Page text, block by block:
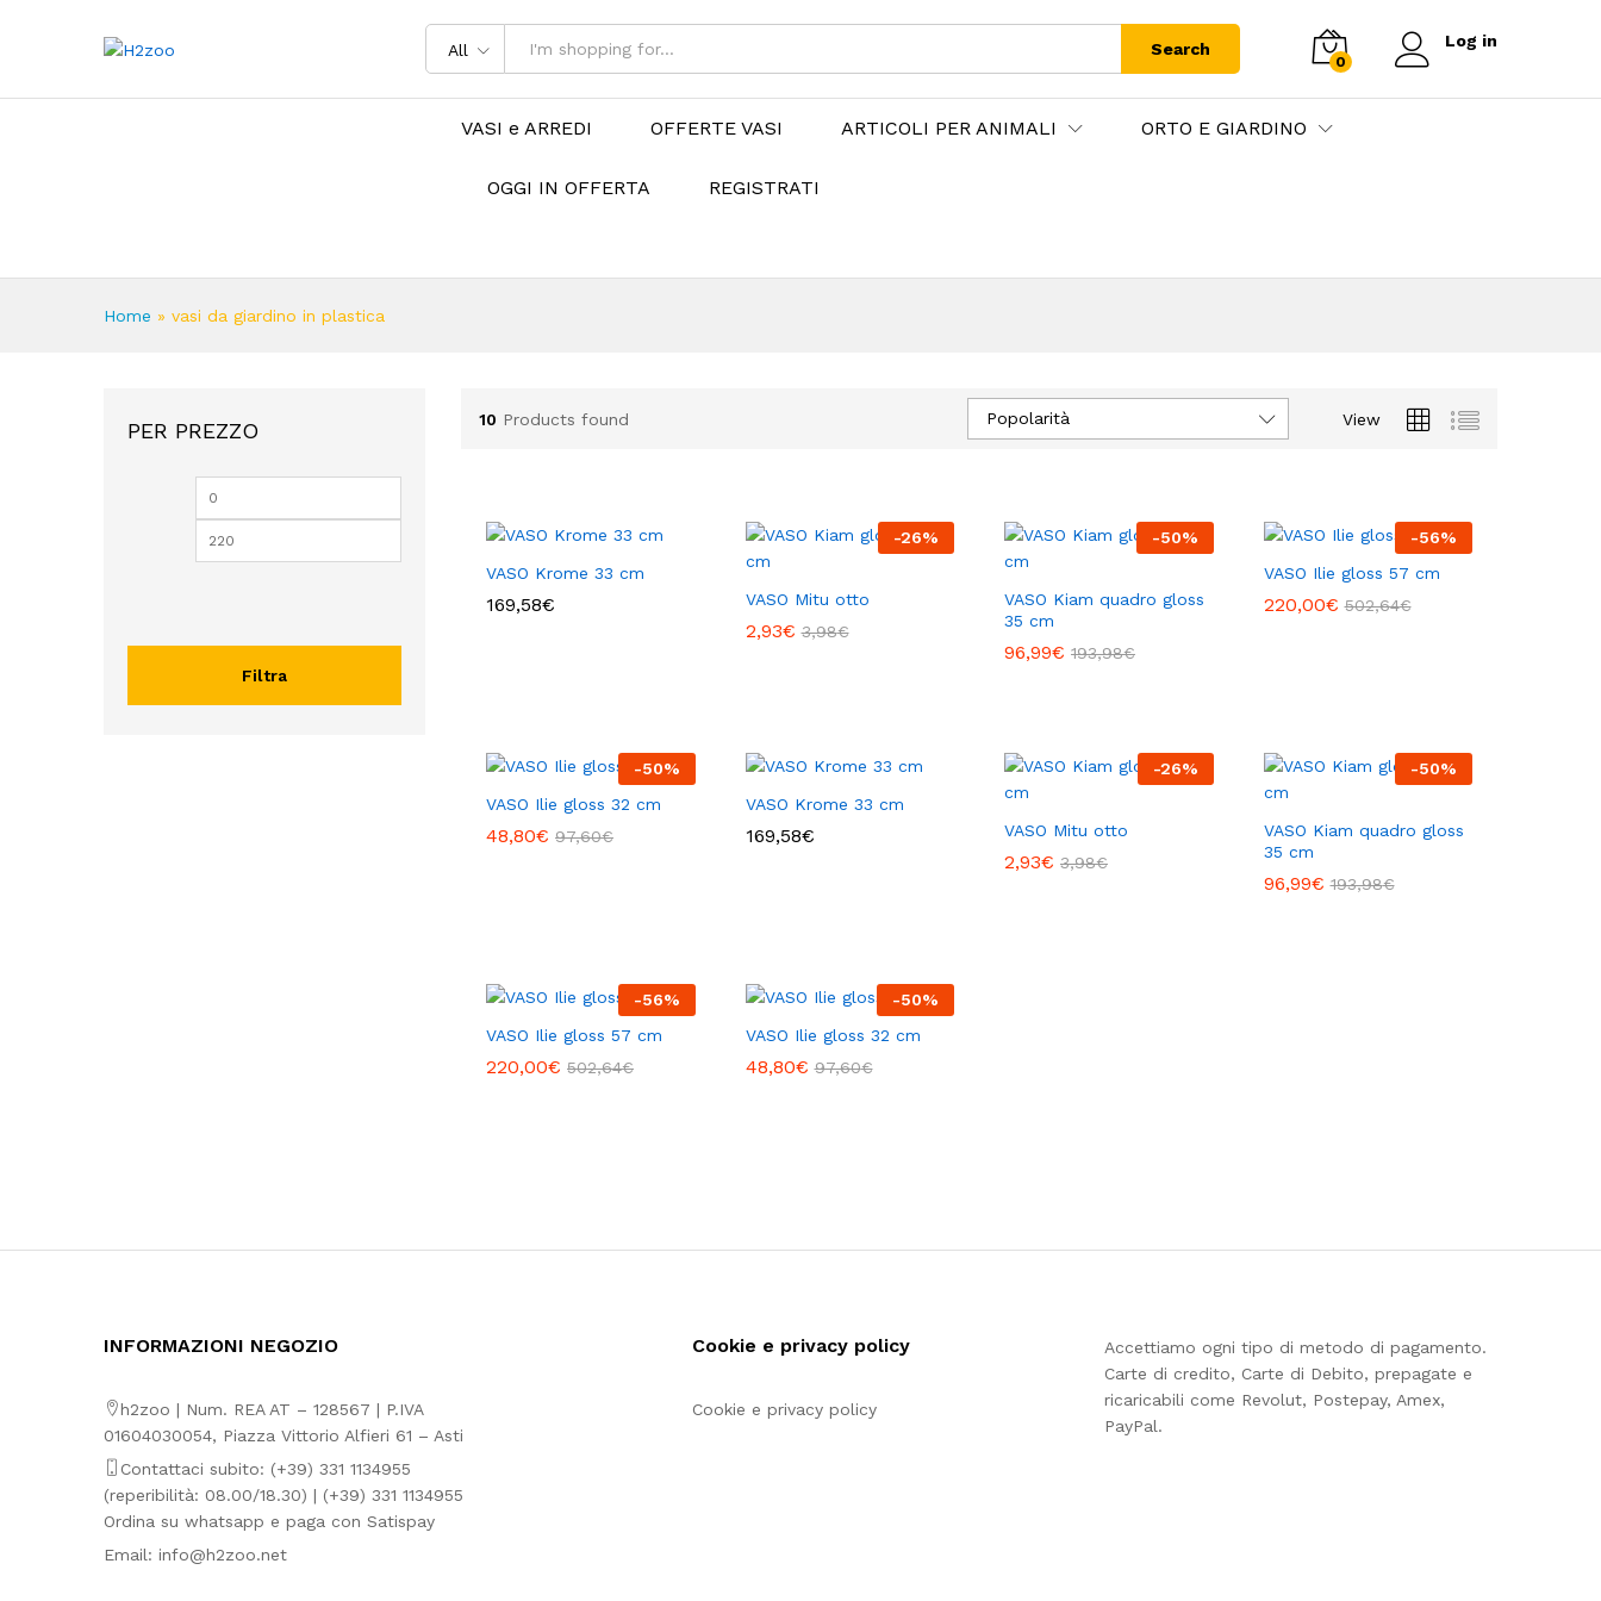
All Search
0
Log in
VASI e ARREDI OFFERTE VASI ARTICOLI PER ANIMALI ORTO E GIARDINO
OGGI IN OFFERTA REGISTRATI
Home » vasi da giardino in plastica
10 Products found View
Popolarità
VASO Krome 33 cm
169,58€
169,58€
-26%
VASO Mitu otto
2,93€ 3,98€
2,93€ 3,98€
-50%
VASO Kiam quadro gloss
35 cm
96,99€ 193,98€
96,99€ 193,98€
-56%
VASO Ilie gloss 57 cm
220,00€ 502,64€
220,00€ 502,64€
-50%
VASO Ilie gloss 32 cm
48,80€ 97,60€
48,80€ 97,60€
VASO Krome 33 cm
169,58€
169,58€
-26%
VASO Mitu otto
2,93€ 3,98€
2,93€ 3,98€
-50%
VASO Kiam quadro gloss
35 cm
96,99€ 193,98€
96,99€ 193,98€
-56%
VASO Ilie gloss 57 cm
220,00€ 502,64€
220,00€ 502,64€
-50%
VASO Ilie gloss 32 cm
48,80€ 97,60€
48,80€ 97,60€
PER PREZZO
Prezzo
Filtra
INFORMAZIONI NEGOZIO
h2zoo | Num. REA AT – 128567 | P.IVA
01604030054, Piazza Vittorio Alfieri 61 – Asti
Contattaci subito: (+39) 331 1134955
(reperibilità: 08.00/18.30) | (+39) 331 1134955
Ordina su whatsapp e paga con Satispay
Email: info@h2zoo.net
Cookie e privacy policy
Cookie e privacy policy
Accettiamo ogni tipo di metodo di pagamento.
Carte di credito, Carte di Debito, prepagate e
ricaricabili come Revolut, Postepay, Amex,
PayPal.